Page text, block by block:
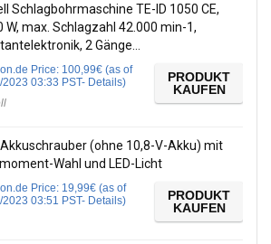
Schlagbohrmaschine TE-ID 1050 CE,
W, max. Schlagzahl 42.000 min-1,
2 Gänge…
Price: 100,99€ (as of
03:33 PST- Details)
PRODUKT
KAUFEN
(ohne 10,8-V-Akku) mit
Wahl und LED-Licht
Price: 19,99€ (as of
2023 03:51 PST- Details)
PRODUKT
KAUFEN